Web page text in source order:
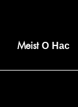
Meist О Нас